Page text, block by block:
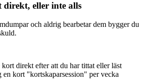
direkt, eller inte alls
och aldrig bearbetar dem bygger du
direkt efter att du har tittat eller läst
en kort "kortskaparsession" per vecka